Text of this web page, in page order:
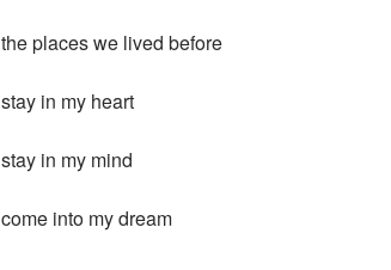
the places we lived before
stay in my heart
stay in my mind
come into my dream